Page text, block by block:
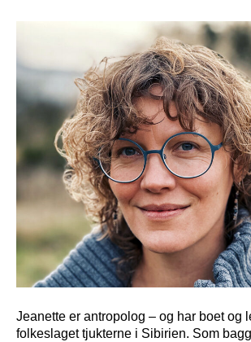
Jeanette er antropolog – og har boet og
folkeslaget tjukterne i Sibirien. Som